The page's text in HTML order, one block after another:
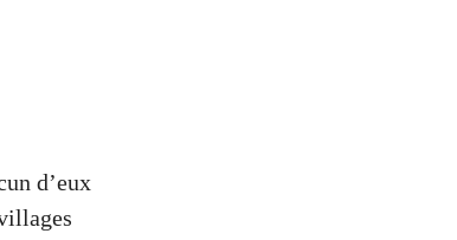
d’eux